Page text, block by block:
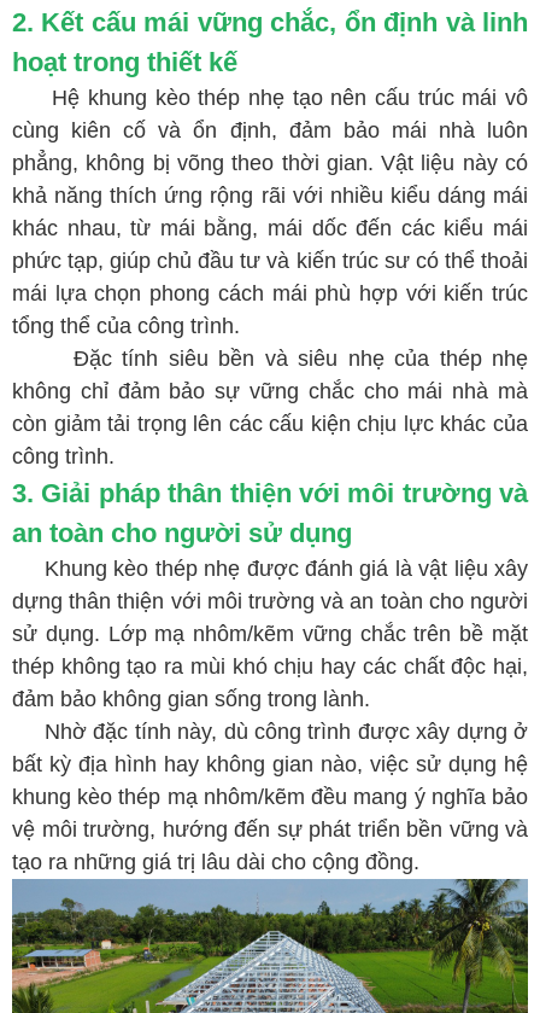
2. Kết cấu mái vững chắc, ổn định và linh
hoạt trong thiết kế
Hệ khung kèo thép nhẹ tạo nên cấu trúc mái vô
cùng kiên cố và ổn định, đảm bảo mái nhà luôn
phẳng, không bị võng theo thời gian. Vật liệu này có
khả năng thích ứng rộng rãi với nhiều kiểu dáng mái
khác nhau, từ mái bằng, mái dốc đến các kiểu mái
phức tạp, giúp chủ đầu tư và kiến trúc sư có thể thoải
mái lựa chọn phong cách mái phù hợp với kiến trúc
tổng thể của công trình.
Đặc tính siêu bền và siêu nhẹ của thép nhẹ
không chỉ đảm bảo sự vững chắc cho mái nhà mà
còn giảm tải trọng lên các cấu kiện chịu lực khác của
công trình.
3. Giải pháp thân thiện với môi trường và
an toàn cho người sử dụng
Khung kèo thép nhẹ được đánh giá là vật liệu xây
dựng thân thiện với môi trường và an toàn cho người
sử dụng. Lớp mạ nhôm/kẽm vững chắc trên bề mặt
thép không tạo ra mùi khó chịu hay các chất độc hại,
đảm bảo không gian sống trong lành.
Nhờ đặc tính này, dù công trình được xây dựng ở
bất kỳ địa hình hay không gian nào, việc sử dụng hệ
khung kèo thép mạ nhôm/kẽm đều mang ý nghĩa bảo
vệ môi trường, hướng đến sự phát triển bền vững và
tạo ra những giá trị lâu dài cho cộng đồng.